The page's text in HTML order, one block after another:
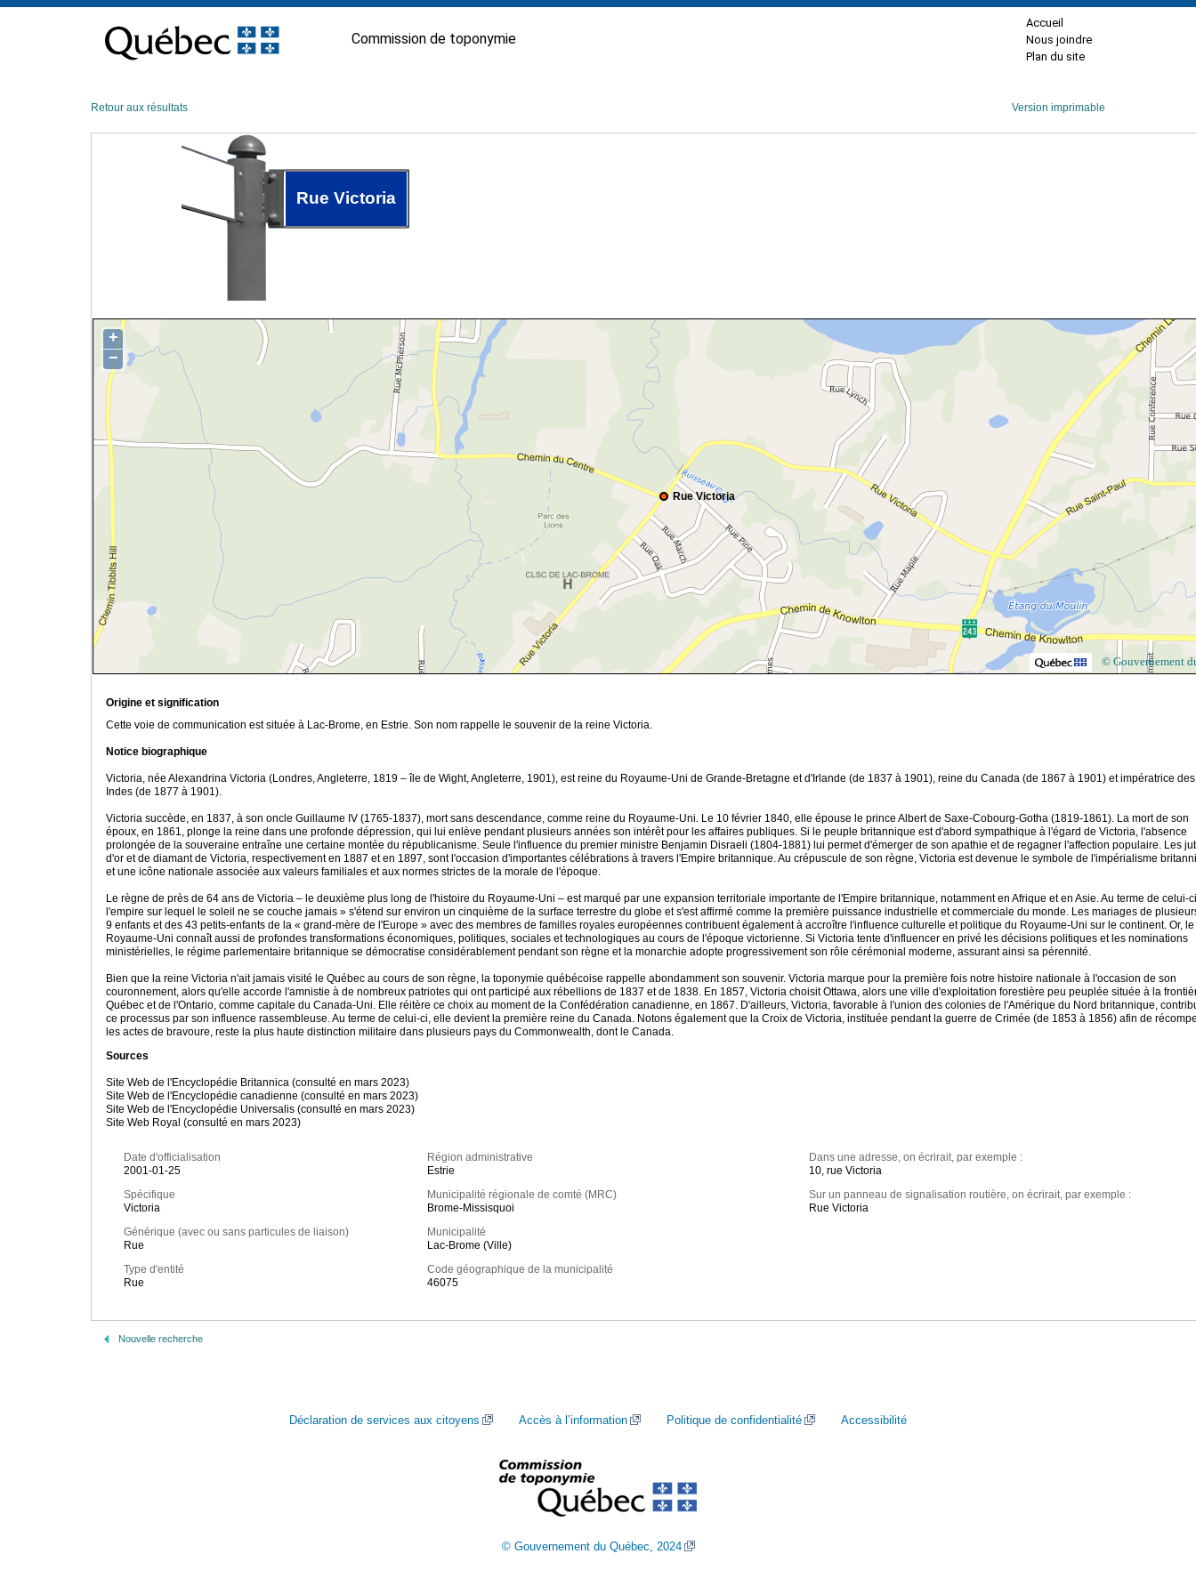
contenu
Commission de toponymie
Accueil
Nous joindre
Plan du site
Retour aux résultats Version imprimable
Rue Victoria
Rue Victoria
+
−
© Gouvernement
Origine et signification
Cette voie de communication est située à Lac-Brome, en Estrie. Son nom rappelle le souvenir de la reine Victoria.
Notice biographique
Victoria, née Alexandrina Victoria (Londres, Angleterre, 1819 – île de Wight, Angleterre, 1901), est reine du Royaume-Uni de Grande-Bretagne et d'Irlande (de 1837 à 1901), reine du Canada (de 1867 à 1901) et impératrice des
Indes (de 1877 à 1901).
Victoria succède, en 1837, à son oncle Guillaume IV (1765-1837), mort sans descendance, comme reine du Royaume-Uni. Le 10 février 1840, elle épouse le prince Albert de Saxe-Cobourg-Gotha (1819-1861). La mort de son
époux, en 1861, plonge la reine dans une profonde dépression, qui lui enlève pendant plusieurs années son intérêt pour les affaires publiques. Si le peuple britannique est d'abord sympathique à l'égard de Victoria, l'absence
prolongée de la souveraine entraîne une certaine montée du républicanisme. Seule l'influence du premier ministre Benjamin Disraeli (1804-1881) lui permet d'émerger de son apathie et de regagner l'affection populaire. Les
d'or et de diamant de Victoria, respectivement en 1887 et en 1897, sont l'occasion d'importantes célébrations à travers l'Empire britannique. Au crépuscule de son règne, Victoria est devenue le symbole de l'impérialisme
et une icône nationale associée aux valeurs familiales et aux normes strictes de la morale de l'époque.
Le règne de près de 64 ans de Victoria – le deuxième plus long de l'histoire du Royaume-Uni – est marqué par une expansion territoriale importante de l'Empire britannique, notamment en Afrique et en Asie. Au terme de celui-
l'empire sur lequel le soleil ne se couche jamais » s'étend sur environ un cinquième de la surface terrestre du globe et s'est affirmé comme la première puissance industrielle et commerciale du monde. Les mariages de
9 enfants et des 43 petits-enfants de la « grand-mère de l'Europe » avec des membres de familles royales européennes contribuent également à accroître l'influence culturelle et politique du Royaume-Uni sur le continent. Or, le
Royaume-Uni connaît aussi de profondes transformations économiques, politiques, sociales et technologiques au cours de l'époque victorienne. Si Victoria tente d'influencer en privé les décisions politiques et les nominations
ministérielles, le régime parlementaire britannique se démocratise considérablement pendant son règne et la monarchie adopte progressivement son rôle cérémonial moderne, assurant ainsi sa pérennité.
Bien que la reine Victoria n'ait jamais visité le Québec au cours de son règne, la toponymie québécoise rappelle abondamment son souvenir. Victoria marque pour la première fois notre histoire nationale à l'occasion de son
couronnement, alors qu'elle accorde l'amnistie à de nombreux patriotes qui ont participé aux rébellions de 1837 et de 1838. En 1857, Victoria choisit Ottawa, alors une ville d'exploitation forestière peu peuplée située à la
Québec et de l'Ontario, comme capitale du Canada-Uni. Elle réitère ce choix au moment de la Confédération canadienne, en 1867. D'ailleurs, Victoria, favorable à l'union des colonies de l'Amérique du Nord britannique,
ce processus par son influence rassembleuse. Au terme de celui-ci, elle devient la première reine du Canada. Notons également que la Croix de Victoria, instituée pendant la guerre de Crimée (de 1853 à 1856) afin de
les actes de bravoure, reste la plus haute distinction militaire dans plusieurs pays du Commonwealth, dont le Canada.
Sources
Site Web de l'Encyclopédie Britannica (consulté en mars 2023)
Site Web de l'Encyclopédie canadienne (consulté en mars 2023)
Site Web de l'Encyclopédie Universalis (consulté en mars 2023)
Site Web Royal (consulté en mars 2023)
Date d'officialisation
2001-01-25
Spécifique
Victoria
Générique (avec ou sans particules de liaison)
Rue
Type d'entité
Rue
Région administrative
Estrie
Municipalité régionale de comté (MRC)
Brome-Missisquoi
Municipalité
Lac-Brome (Ville)
Code géographique de la municipalité
46075
Dans une adresse, on écrirait, par exemple :
10, rue Victoria
Sur un panneau de signalisation routière, on écrirait, par exemple :
Rue Victoria
Nouvelle recherche
Déclaration de services aux citoyens Accès à l’information Politique de confidentialité Accessibilité
© Gouvernement du Québec, 2024